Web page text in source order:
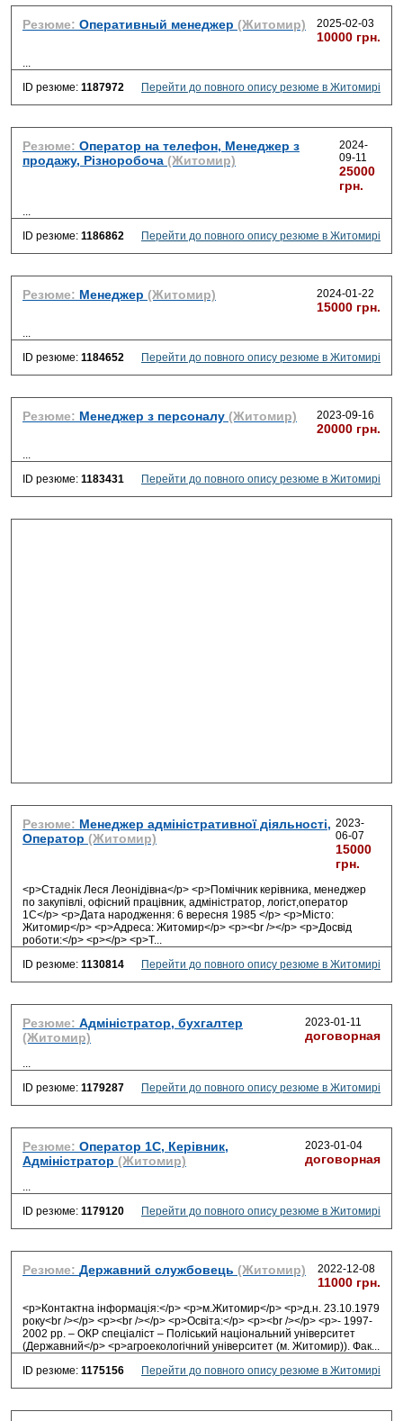
Резюме: Оперативный менеджер (Житомир) 2025-02-03
10000 грн.
...
ID резюме: 1187972 Перейти до повного опису резюме в Житомирі
Резюме: Оператор на телефон, Менеджер з
продажу, Різноробоча (Житомир)
2024-
09-11
25000
грн.
...
ID резюме: 1186862 Перейти до повного опису резюме в Житомирі
Резюме: Менеджер (Житомир) 2024-01-22
15000 грн.
...
ID резюме: 1184652 Перейти до повного опису резюме в Житомирі
Резюме: Менеджер з персоналу (Житомир) 2023-09-16
20000 грн.
...
ID резюме: 1183431 Перейти до повного опису резюме в Житомирі
Резюме: Менеджер адміністративної діяльності,
Оператор (Житомир)
2023-
06-07
15000
грн.
<p>Стаднік Леся Леонідівна</p> <p>Помічник керівника, менеджер
по закупівлі, офісний працівник, адміністратор, логіст,оператор
1С</p> <p>Дата народження: 6 вересня 1985 </p> <p>Місто:
Житомир</p> <p>Адреса: Житомир</p> <p><br /></p> <p>Досвід
роботи:</p> <p></p> <p>Т...
ID резюме: 1130814 Перейти до повного опису резюме в Житомирі
Резюме: Адміністратор, бухгалтер
(Житомир)
2023-01-11
договорная
...
ID резюме: 1179287 Перейти до повного опису резюме в Житомирі
Резюме: Оператор 1С, Керівник,
Адміністратор (Житомир)
2023-01-04
договорная
...
ID резюме: 1179120 Перейти до повного опису резюме в Житомирі
Резюме: Державний службовець (Житомир) 2022-12-08
11000 грн.
<p>Контактна інформація:</p> <p>м.Житомир</p> <p>д.н. 23.10.1979
року<br /></p> <p><br /></p> <p>Освіта:</p> <p><br /></p> <p>- 1997-
2002 рр. – ОКР спеціаліст – Поліський національний університет
(Державний</p> <p>агроекологічний університет (м. Житомир)). Фак...
ID резюме: 1175156 Перейти до повного опису резюме в Житомирі